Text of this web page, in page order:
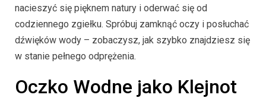
nacieszyć się pięknem natury i oderwać się od
codziennego zgiełku. Spróbuj zamknąć oczy i posłuchać
dźwięków wody – zobaczysz, jak szybko znajdziesz się
w stanie pełnego odprężenia.
Oczko Wodne jako Klejnot